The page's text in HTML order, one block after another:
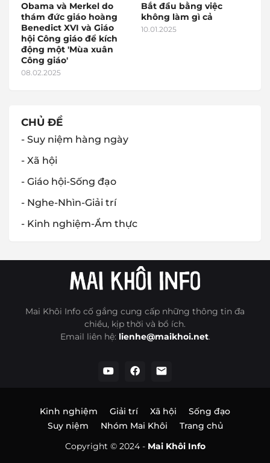
Obama và Merkel do
thám đức giáo hoàng
Benedict XVI và Giáo
hội Công giáo để kích
động một 'Mùa xuân
Công giáo'
08.02.2025
Bắt đầu bằng việc
không làm gì cả
10.01.2025
CHỦ ĐỀ
- Suy niệm hàng ngày
- Xã hội
- Giáo hội-Sống đạo
- Nghe-Nhìn-Giải trí
- Kinh nghiệm-Ẩm thực
Mai Khôi Info cố gắng cung cấp những thông tin đa
chiều, kịp thời và bổ ích.
Email liên hệ: lienhe@maikhoi.net.
Copyright © 2024 - Mai Khôi Info
Kinh nghiệm Giải trí Xã hội
Sống đạo
Suy niệm
Nhóm Mai Khôi Trang chủ